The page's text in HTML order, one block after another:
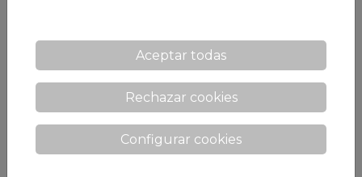
Pinturas
Desincrustantes
Aceptar todas
Rechazar cookies
Configurar cookies